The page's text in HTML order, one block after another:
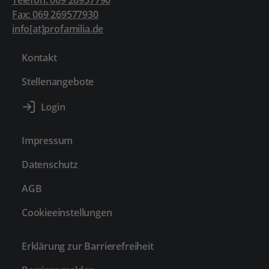
Fax: 069 269577930
info[at]profamilia.de
Kontakt
Stellenangebote
Impressum
Datenschutz
AGB
Cookieeinstellungen
Erklärung zur Barrierefreiheit